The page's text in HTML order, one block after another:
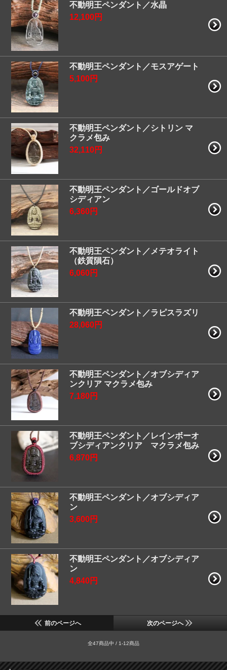
不動明王ペンダント／水晶
12,100円
不動明王ペンダント／モスアゲート
5,100円
不動明王ペンダント／シトリン マ
クラメ包み
32,110円
不動明王ペンダント／ゴールドオブ
シディアン
6,360円
不動明王ペンダント／メテオライト
（鉄質隕石）
6,060円
不動明王ペンダント／ラピスラズリ
28,060円
不動明王ペンダント／オブシディア
ンクリア マクラメ包み
7,180円
不動明王ペンダント／レインボーオ
ブシディアンクリア マクラメ包み
6,870円
不動明王ペンダント／オブシディア
ン
3,600円
不動明王ペンダント／オブシディア
ン
4,840円
前のページへ 次のページへ
全47商品中 / 1-12商品